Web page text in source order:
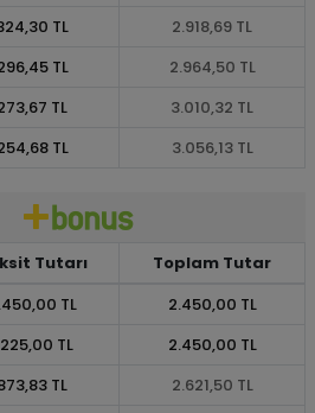
TL
2.918,69 TL
TL
2.964,50 TL
TL
3.010,32 TL
TL 3.056,13 TL
Tutarı
Toplam Tutar
TL
2.450,00 TL
TL
2.450,00 TL
TL
2.621,50 TL